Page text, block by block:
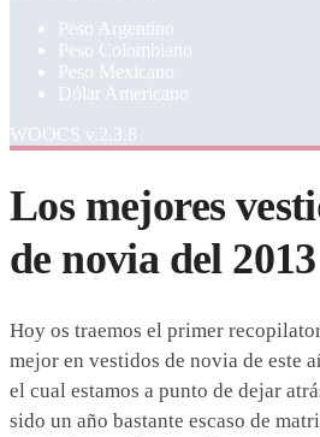
Peso Argentino
Peso Colombiano
Peso Mexicano
Dólar Americano
WOOCS v.2.3.8
Los mejores
de novia del 2013
Hoy os traemos el primer
mejor en vestidos de novia de este
el cual estamos a punto de dejar
sido un año bastante escaso de